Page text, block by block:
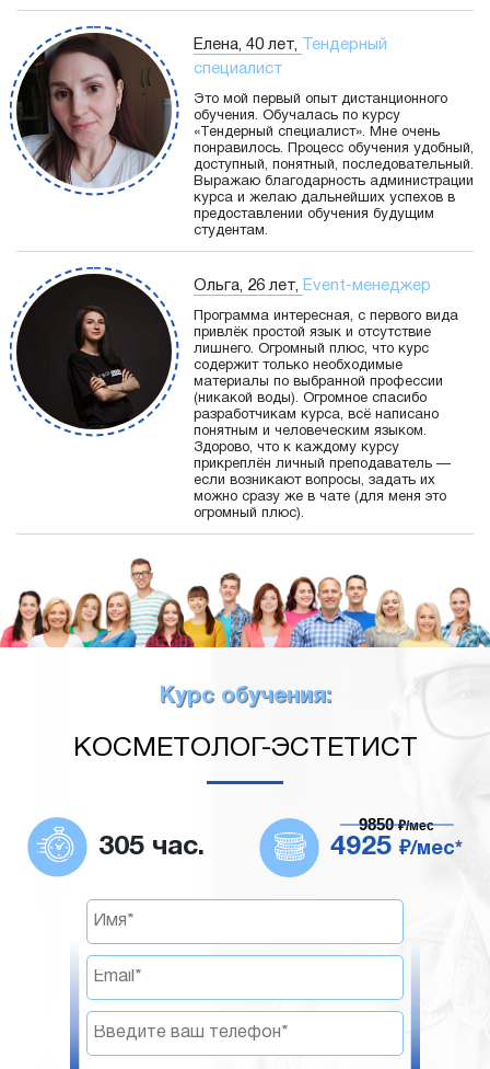
Елена, 40 лет,
Тендерный
специалист
Это мой первый опыт дистанционного
обучения. Обучалась по курсу
«Тендерный специалист». Мне очень
понравилось. Процесс обучения удобный,
доступный, понятный, последовательный.
Выражаю благодарность администрации
курса и желаю дальнейших успехов в
предоставлении обучения будущим
студентам.
Ольга, 26 лет, Event-менеджер
Программа интересная, с первого вида
привлёк простой язык и отсутствие
лишнего. Огромный плюс, что курс
содержит только необходимые
материалы по выбранной профессии
(никакой воды). Огромное спасибо
разработчикам курса, всё написано
понятным и человеческим языком.
Здорово, что к каждому курсу
прикреплён личный преподаватель —
если возникают вопросы, задать их
можно сразу же в чате (для меня это
огромный плюс).
Курс обучения:
КОСМЕТОЛОГ-ЭСТЕТИСТ
305 час. 4925 ₽/мес*
9850₽/мес